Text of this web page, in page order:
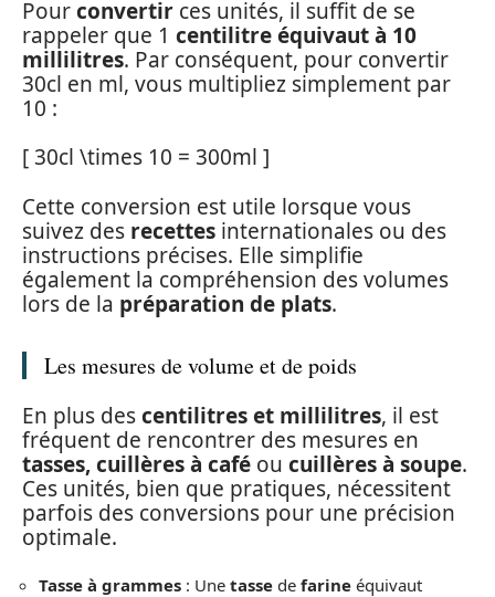
Pourconvertir ces unités, il suffit de se
rappeler que 1 centilitre équivaut à 10
millilitres. Par conséquent, pour convertir
30cl en ml, vous multipliez simplement par
10 :
[ 30cl \times 10 = 300ml ]
Cette conversion est utile lorsque vous
suivez des recettes internationales ou des
instructions précises. Elle simplifie
également la compréhension des volumes
lors de la préparation de plats.
Les mesures de volume et de poids
En plus descentilitres et millilitres, il est
fréquent de rencontrer des mesures en
tasses, cuillères à café ou cuillères à soupe.
Ces unités, bien que pratiques, nécessitent
parfois des conversions pour une précision
optimale.
Tasse à grammes : Une tasse de farine équivaut